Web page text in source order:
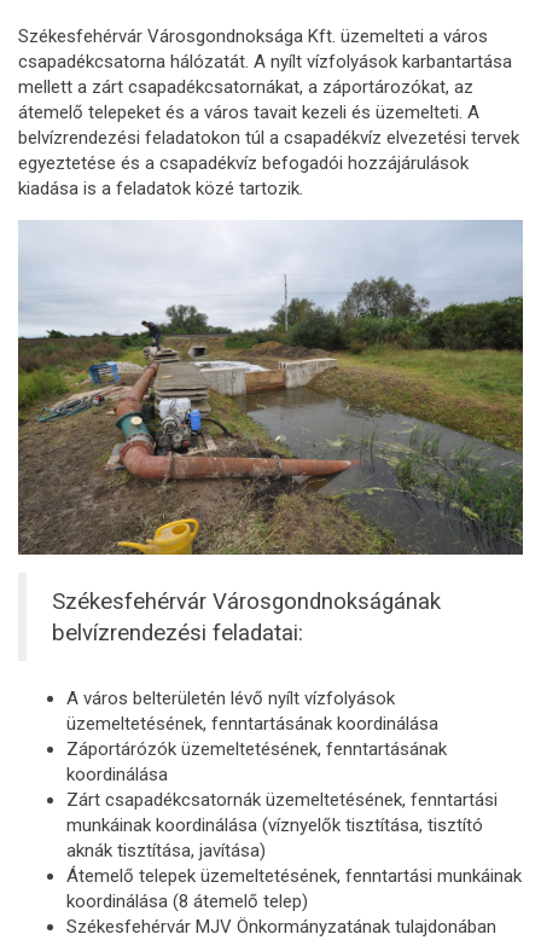
Székesfehérvár Városgondnoksága Kft. üzemelteti a város
csapadékcsatorna hálózatát. A nyílt vízfolyások karbantartása
mellett a zárt csapadékcsatornákat, a záportározókat, az
átemelő telepeket és a város tavait kezeli és üzemelteti. A
belvízrendezési feladatokon túl a csapadékvíz elvezetési tervek
egyeztetése és a csapadékvíz befogadói hozzájárulások
kiadása is a feladatok közé tartozik.
Székesfehérvár Városgondnokságának
belvízrendezési feladatai:
A város belterületén lévő nyílt vízfolyások
üzemeltetésének, fenntartásának koordinálása
Záportárózók üzemeltetésének, fenntartásának
koordinálása
Zárt csapadékcsatornák üzemeltetésének, fenntartási
munkáinak koordinálása (víznyelők tisztítása, tisztító
aknák tisztítása, javítása)
Átemelő telepek üzemeltetésének, fenntartási munkáinak
koordinálása (8 átemelő telep)
Székesfehérvár MJV Önkormányzatának tulajdonában